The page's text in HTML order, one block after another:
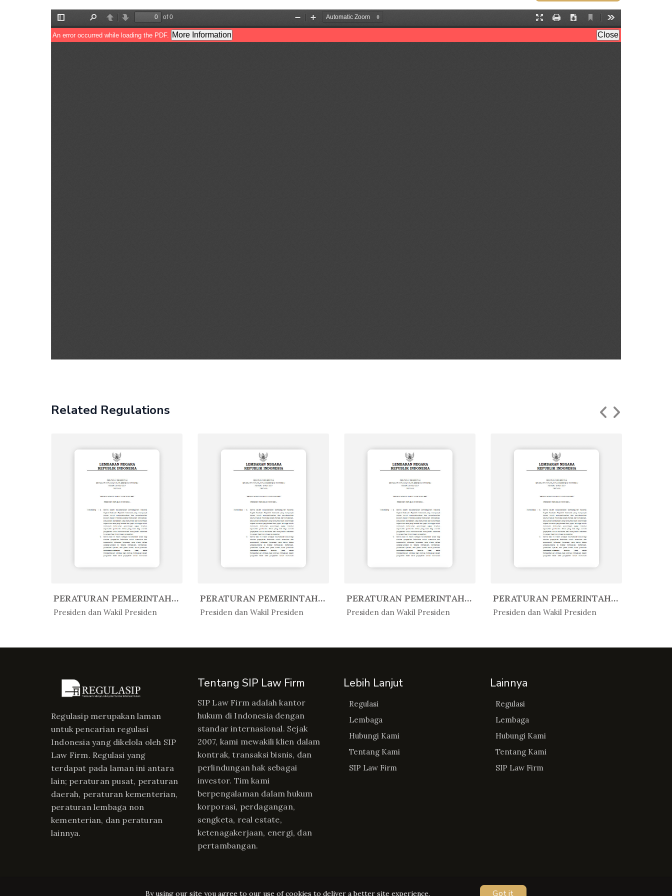
Related Regulations
PERATURAN PEMERINTAH REPUBLIK IN...
Presiden dan Wakil Presiden
In Peratur...
PERATURAN PEMERINTAH REPUBLIK IN...
Presiden dan Wakil Presiden
In Peratur...
PERATURAN PEMERINTAH REPUBLIK IN...
Presiden dan Wakil Presiden
In Peratur...
PERATURAN PEMERINTAH REPUBLIK IN...
Presiden dan Wakil Presiden
In Peratur...
Regulasip merupakan laman
untuk pencarian regulasi
Indonesia yang dikelola oleh SIP
Law Firm. Regulasi yang
terdapat pada laman ini antara
lain; peraturan pusat, peraturan
daerah, peraturan kementerian,
peraturan lembaga non
kementerian, dan peraturan
lainnya.
Tentang SIP Law Firm
SIP Law Firm adalah kantor
hukum di Indonesia dengan
standar internasional. Sejak
2007, kami mewakili klien dalam
kontrak, transaksi bisnis, dan
perlindungan hak sebagai
investor. Tim kami
berpengalaman dalam hukum
korporasi, perdagangan,
sengketa, real estate,
ketenagakerjaan, energi, dan
pertambangan.
Lebih Lanjut
Regulasi
Lembaga
Hubungi Kami
Tentang Kami
SIP Law Firm
Lainnya
Regulasi
Lembaga
Hubungi Kami
Tentang Kami
SIP Law Firm
Copyright © Regulasip 2026. All rights reserved.
By using our site you agree to our use of cookies to deliver a better site experience. Got it